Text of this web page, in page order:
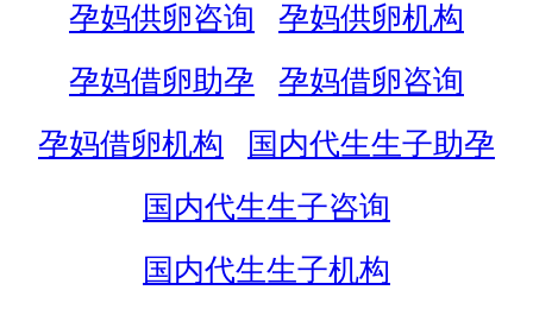
孕妈供卵咨询
孕妈供卵机构
孕妈借卵助孕
孕妈借卵咨询
孕妈借卵机构
国内代生生子助孕
国内代生生子咨询
国内代生生子机构